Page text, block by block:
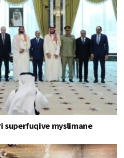
superfuqive myslimane